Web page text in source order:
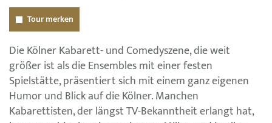
Tour merken
Die Kölner Kabarett- und Comedyszene, die weit
größer ist als die Ensembles mit einer festen
Spielstätte, präsentiert sich mit einem ganz eigenen
Humor und Blick auf die Kölner. Manchen
Kabarettisten, der längst TV-Bekanntheit erlangt hat,